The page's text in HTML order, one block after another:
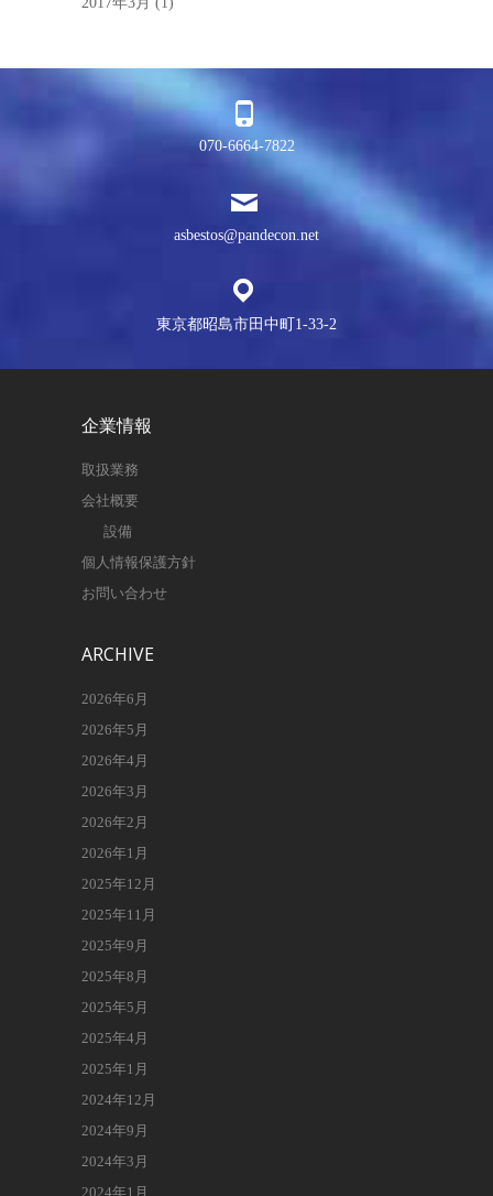
070-6664-7822
asbestos@pandecon.net
東京都昭島市田中町1-33-2
企業情報
取扱業務
会社概要
設備
個人情報保護方針
お問い合わせ
ARCHIVE
2026年6月
2026年5月
2026年4月
2026年3月
2026年2月
2026年1月
2025年12月
2025年11月
2025年9月
2025年8月
2025年5月
2025年4月
2025年1月
2024年12月
2024年9月
2024年3月
2024年1月